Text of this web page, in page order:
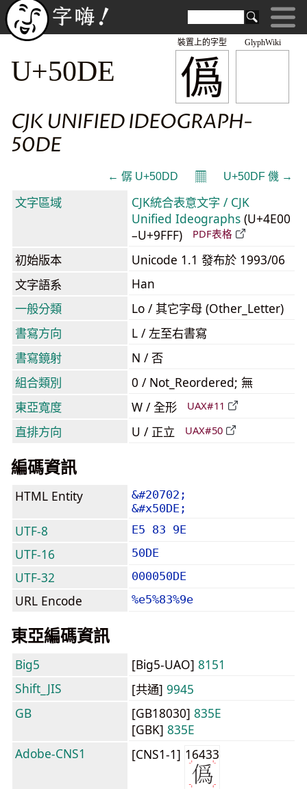
GlyphWiki
僞
裝置上的字型
U+50DE
CJK UNIFIED IDEOGRAPH-
50DE
← 僝 U+50DD 𝄜 U+50DF 僟 →
文字區域
CJK統合表意文字 / CJK
Unified Ideographs (U+4E00
–U+9FFF)
PDF表格
初始版本
Unicode 1.1 發布於 1993/06
文字語系
Han
一般分類
Lo / 其它字母 (Other_Letter)
書寫方向
L / 左至右書寫
書寫鏡射
N / 否
組合類別
0 / Not_Reordered; 無
東亞寬度
W / 全形 UAX#11
直排方向 U / 正立 UAX#50
編碼資訊
HTML Entity
&#20702;
&#x50DE;
UTF-8 E5 83 9E
UTF-16 50DE
UTF-32 000050DE
URL Encode %e5%83%9e
東亞編碼資訊
Big5 [Big5-UAO] 8151
Shift_JIS
[共通] 9945
GB
[GB18030] 835E
[GBK] 835E
Adobe-CNS1
[CNS1-1] 16433